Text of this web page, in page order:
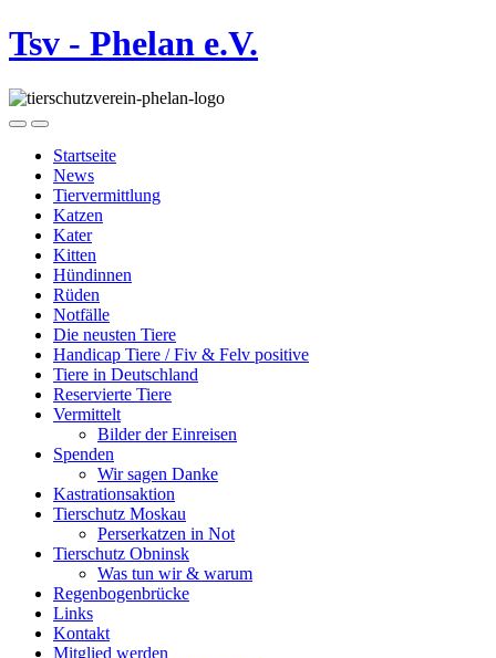
Tsv - Phelan e.V.
Startseite
News
Tiervermittlung
Katzen
Kater
Kitten
Hündinnen
Rüden
Notfälle
Die neusten Tiere
Handicap Tiere / Fiv & Felv positive
Tiere in Deutschland
Reservierte Tiere
Vermittelt
Bilder der Einreisen
Spenden
Wir sagen Danke
Kastrationsaktion
Tierschutz Moskau
Perserkatzen in Not
Tierschutz Obninsk
Was tun wir & warum
Regenbogenbrücke
Links
Kontakt
Mitglied werden